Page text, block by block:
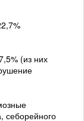
(из них
себорейного